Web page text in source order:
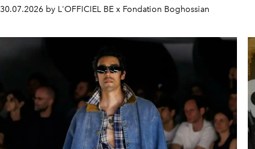
30.07.2026 by L'OFFICIEL BE x Fondation Boghossian